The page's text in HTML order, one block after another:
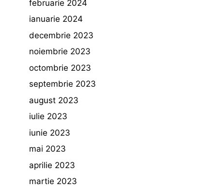
februarie 2024
ianuarie 2024
decembrie 2023
noiembrie 2023
octombrie 2023
septembrie 2023
august 2023
iulie 2023
iunie 2023
mai 2023
aprilie 2023
martie 2023